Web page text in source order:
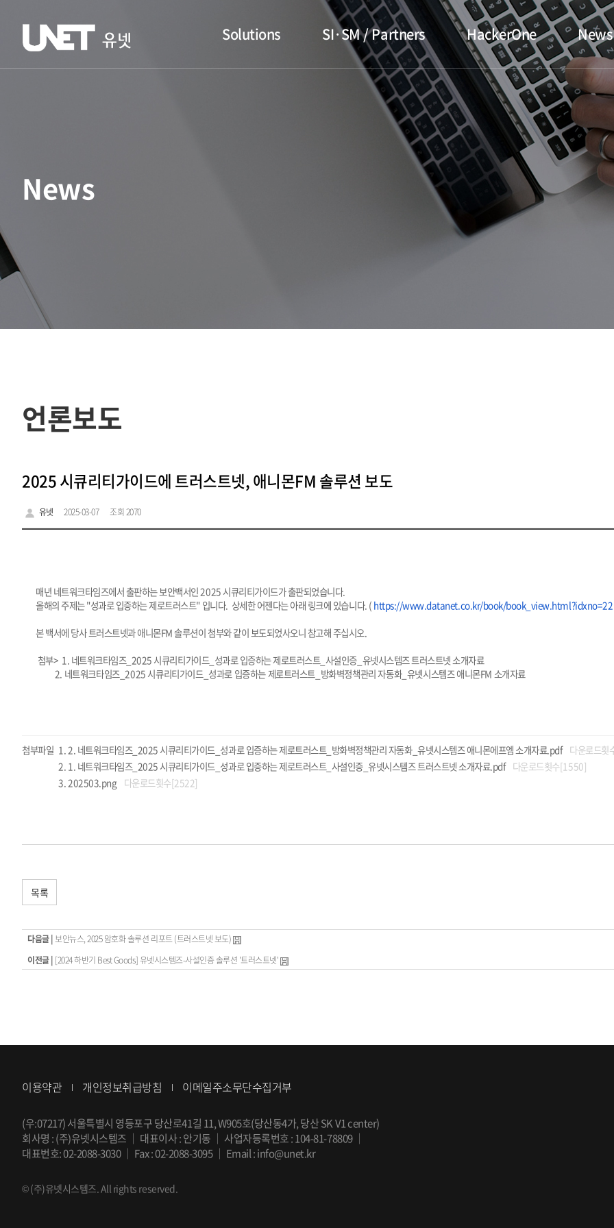
Solutions SI·SM / Partners HackerOne News
News
언론보도
2025 시큐리티가이드에 트러스트넷, 애니몬FM 솔루션 보도
유넷 2025-03-07 조회 2070
매년 네트워크타임즈에서 출판하는 보안백서인 2025 시큐리티가이드가 출판되었습니다.
올해의 주제는 "성과로 입증하는 제로트러스트" 입니다. 상세한 어젠다는 아래 링크에 있습니다. ( https://www.datanet.co.kr/book/book_view.html?idxno=22
본 백서에 당사 트러스트넷과 애니몬FM 솔루션이 첨부와 같이 보도되었사오니 참고해 주십시오.
첨부> 1. 네트워크타임즈_2025 시큐리티가이드_성과로 입증하는 제로트러스트_사설인증_유넷시스템즈 트러스트넷 소개자료
2. 네트워크타임즈_2025 시큐리티가이드_성과로 입증하는 제로트러스트_방화벽정책관리 자동화_유넷시스템즈 애니몬FM 소개자료
첨부파일 2. 네트워크타임즈_2025 시큐리티가이드_성과로 입증하는 제로트러스트_방화벽정책관리 자동화_유넷시스템즈 애니몬에프엠 소개자료.pdf 다운로드
1. 네트워크타임즈_2025 시큐리티가이드_성과로 입증하는 제로트러스트_사설인증_유넷시스템즈 트러스트넷 소개자료.pdf 다운로드횟수[1550]
202503.png 다운로드횟수[2522]
목록
다음글 | 보안뉴스, 2025 암호화 솔루션 리포트 (트러스트넷 보도)
이전글 | [2024 하반기 Best Goods] 유넷시스템즈-사설인증 솔루션 '트러스트넷'
이용약관 개인정보취급방침 이메일주소무단수집거부
(우:07217) 서울특별시 영등포구 당산로41길 11, W905호(당산동4가, 당산 SK V1 center)
회사명 : (주)유넷시스템즈 ｜ 대표이사 : 안기동 ｜ 사업자등록번호 : 104-81-78809｜
대표번호:02-2088-3030｜ Fax : 02-2088-3095｜ Email :info@unet.kr
© (주)유넷시스템즈. All rights reserved.